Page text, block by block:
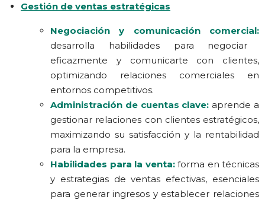
Gestión de ventas estratégicas
Negociación y comunicación comercial:
desarrolla habilidades para negociar
eficazmente y comunicarte con clientes,
optimizando relaciones comerciales en
entornos competitivos.
Administración de cuentas clave: aprende a
gestionar relaciones con clientes estratégicos,
maximizando su satisfacción y la rentabilidad
para la empresa.
Habilidades para la venta:forma en técnicas
y estrategias de ventas efectivas, esenciales
para generar ingresos y establecer relaciones